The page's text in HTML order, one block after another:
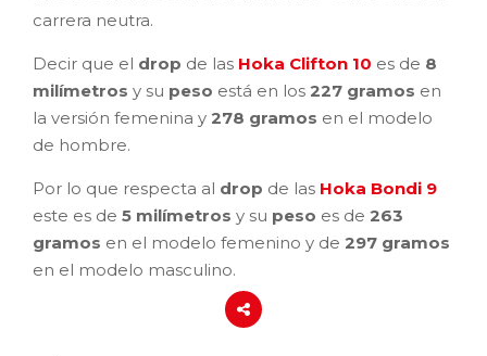
carrera neutra.
Decir que el drop de las Hoka Clifton 10 es de 8
milímetros y su peso está en los 227 gramos en
la versión femenina y 278 gramos en el modelo
de hombre.
Por lo que respecta al drop de las Hoka Bondi 9
este es de 5 milímetros y su peso es de 263
gramos en el modelo femenino y de 297 gramos
en el modelo masculino.